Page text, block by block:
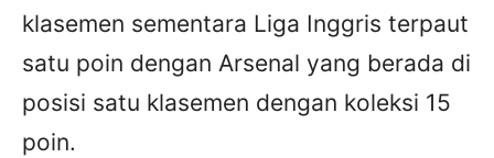
klasemen sementara Liga Inggris terpaut
satu poin dengan Arsenal yang berada di
posisi satu klasemen dengan koleksi 15
poin.